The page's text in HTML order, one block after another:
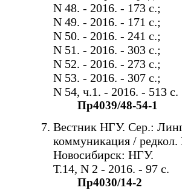
N 48. - 2016. - 173 c.;
N 49. - 2016. - 171 c.;
N 50. - 2016. - 241 c.;
N 51. - 2016. - 303 c.;
N 52. - 2016. - 273 c.;
N 53. - 2016. - 307 c.;
N 54, ч.1. - 2016. - 513 c.
Пр4039/48-54-1
Вестник НГУ. Сер.:
коммуникация /
Новосибирск: НГУ.
Т.14, N 2 - 2016. - 97 с.
Пр4030/14-2